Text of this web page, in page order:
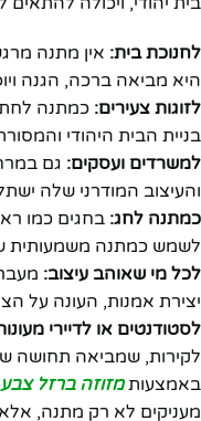
לחנוכת בית: אין מתנה
היא מביאה ברכה, הגנה
לזוגות צעירים: כמתנה
בניית הבית היהודי
למשרדים ועסקים: גם
והעיצוב המודרני שלה
כמתנה לחג: בחגים כמו
לשמש כמתנה
לכל מי שאוהב עיצוב:
יצירת אמנות, העונה על
לסטודנטים או לדיירי
לקירות, שמביאה תחושה
באמצעותמזוזה ברזל צבע
מעניקים לא רק מתנה, אלא